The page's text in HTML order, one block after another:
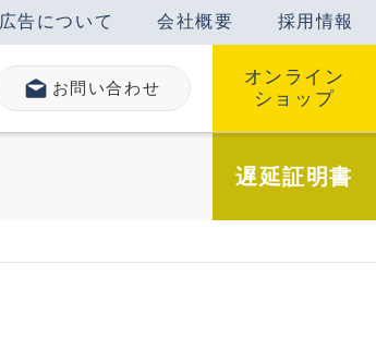
広告について 会社概要 採用情報
お問い合わせ
オンライン
ショップ
遅延証明書